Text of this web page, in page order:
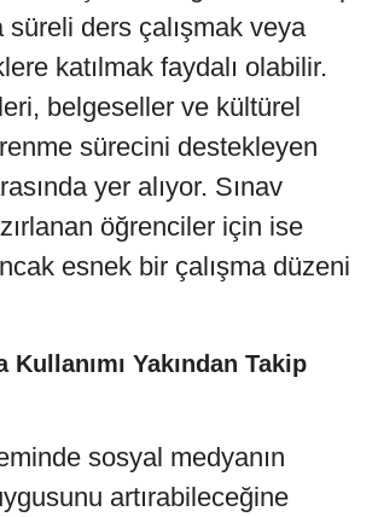
süreli ders çalışmak veya
katılmak faydalı olabilir.
belgeseller ve kültürel
sürecini destekleyen
yer alıyor. Sınav
öğrenciler için ise
esnek bir çalışma düzeni
Kullanımı Yakından Takip
sosyal medyanın
artırabileceğine